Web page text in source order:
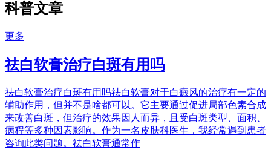
科普文章
更多
祛白软膏治疗白斑有用吗
祛白软膏治疗白斑有用吗祛白软膏对于白癜风的治疗有一定的
辅助作用，但并不是啥都可以。它主要通过促进局部色素合成
来改善白斑，但治疗的效果因人而异，且受白斑类型、面积、
病程等多种因素影响。作为一名皮肤科医生，我经常遇到患者
咨询此类问题。祛白软膏通常作